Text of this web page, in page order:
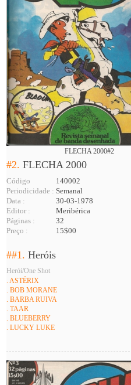
FLECHA 2000#2
#2.FLECHA 2000
Código
140002
Periodicidade : Semanal
Data :
30-03-1978
Editor :
Meribérica
Páginas :
32
Preço :
15$00
##1.Heróis
Herói/One Shot
. ASTÉRIX
. BOB MORANE
. BARBA RUIVA
. TAAR
. BLUEBERRY
. LUCKY LUKE